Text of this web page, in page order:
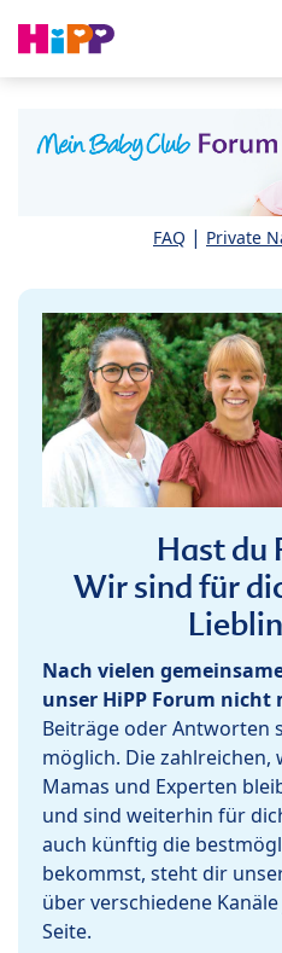
FAQ | Private
Hast du
Wir sind für
Nach vielen
unser HiPP Forum nicht
Beiträge oder Antworten
möglich. Die
Mamas und Experten
und sind weiterhin für
auch künftig die
bekommst, steht dir
über verschiedene
Seite.